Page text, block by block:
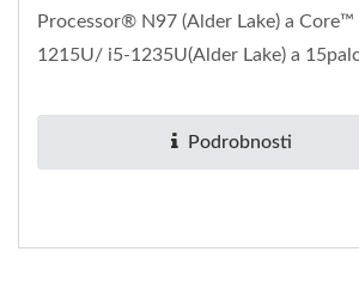
Processor® N97 (Alder Lake) a Core™
1215U/ i5-1235U(Alder Lake) a
Podrobnosti